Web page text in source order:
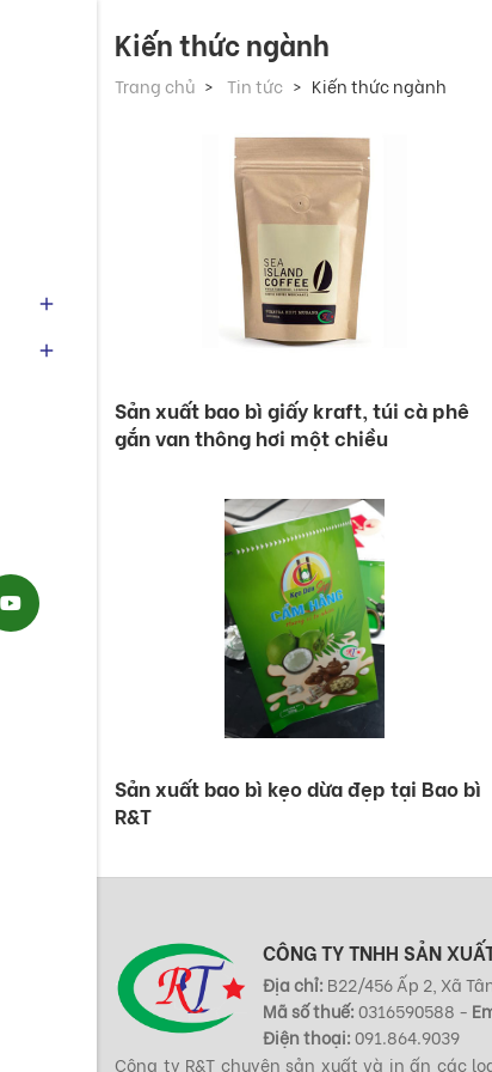
Kiến thức ngành
Trang chủ Tin tức Kiến thức ngành
Sản xuất bao bì giấy kraft, túi cà phê
gắn van thông hơi một chiều
Sản xuất bao bì kẹo dừa đẹp tại Bao bì
R&T
CÔNG TY TNHH SẢN
Địa chỉ: B22/456 Ấp 2, Xã
Mã số thuế:0316590588 -
Điện thoại:091.864.9039
Công ty R&T chuyên sản xuất và in ấn các